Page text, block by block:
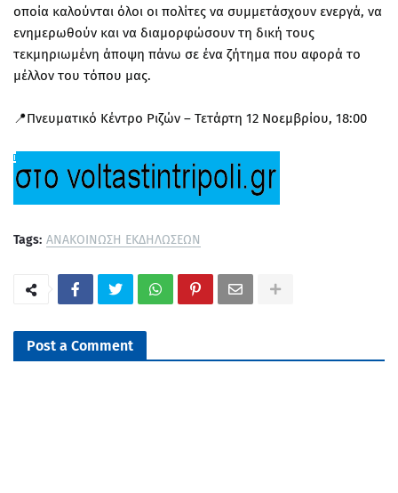
οποία καλούνται όλοι οι πολίτες να συμμετάσχουν ενεργά, να
ενημερωθούν και να διαμορφώσουν τη δική τους
τεκμηριωμένη άποψη πάνω σε ένα ζήτημα που αφορά το
μέλλον του τόπου μας.
📍Πνευματικό Κέντρο Ριζών – Τετάρτη 12 Νοεμβρίου, 18:00
Tags: ΑΝΑΚΟΙΝΩΣΗ ΕΚΔΗΛΩΣΕΩΝ
Post a Comment